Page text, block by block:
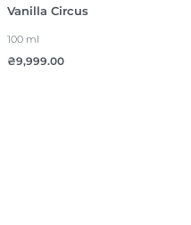
Vanilla Circus
100 ml
₴9,999.00